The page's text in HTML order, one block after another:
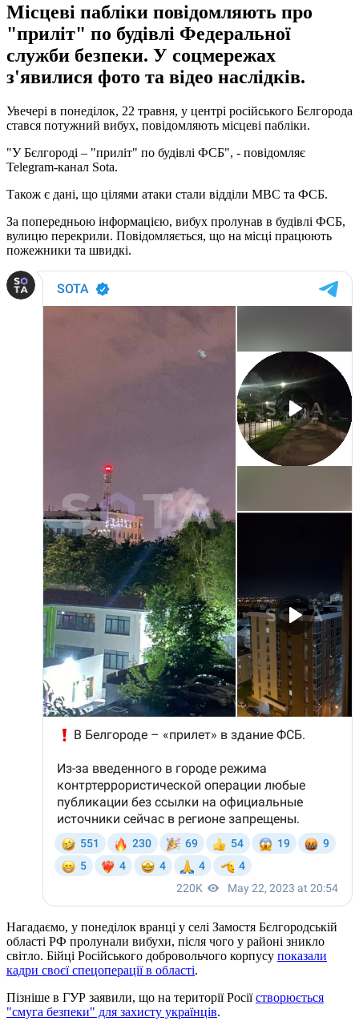
Місцеві пабліки повідомляють про
"приліт" по будівлі Федеральної
служби безпеки. У соцмережах
з'явилися фото та відео наслідків.
Увечері в понеділок, 22 травня, у центрі російського Бєлгорода
стався потужний вибух, повідомляють місцеві пабліки.
"У Бєлгороді – "приліт" по будівлі ФСБ", - повідомляє
Telegram-канал Sota.
Також є дані, що цілями атаки стали відділи МВС та ФСБ.
За попередньою інформацією, вибух пролунав в будівлі ФСБ,
вулицю перекрили. Повідомляється, що на місці працюють
пожежники та швидкі.
Нагадаємо, у понеділок вранці у селі Замостя Бєлгородській
області РФ пролунали вибухи, після чого у районі зникло
світло. Бійці Російського добровольчого корпусу показали
кадри своєї спецоперації в області.
Пізніше в ГУР заявили, що на території Росіїстворюється
"смуга безпеки" для захисту українців.